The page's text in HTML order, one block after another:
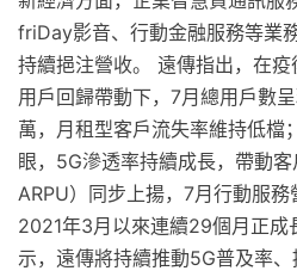
friDay影音、行動金融服務等業
持續挹注營收。 遠傳指出，在
用戶回歸帶動下，7月總用戶數
萬，月租型客戶流失率維持低檔
眼，5G滲透率持續成長，帶動
ARPU）同步上揚，7月行動服
2021年3月以來連續29個月正成
示，遠傳將持續推動5G普及率